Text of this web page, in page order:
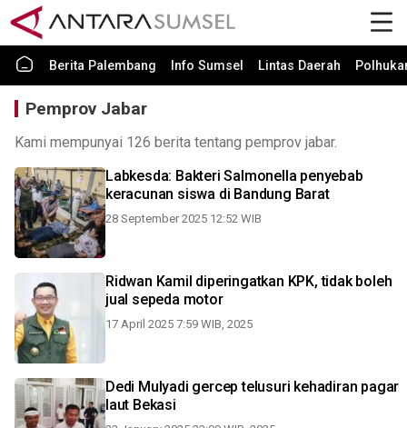
Berita Palembang Info Sumsel Lintas Daerah
Pemprov Jabar
Kami mempunyai 126 berita tentang pemprov jabar.
Labkesda: Bakteri Salmonella penyebab
keracunan siswa di Bandung Barat
28 September 2025 12:52 WIB
Ridwan Kamil diperingatkan KPK, tidak boleh
jual sepeda motor
17 April 2025 7:59 WIB, 2025
Dedi Mulyadi gercep telusuri kehadiran pagar
laut Bekasi